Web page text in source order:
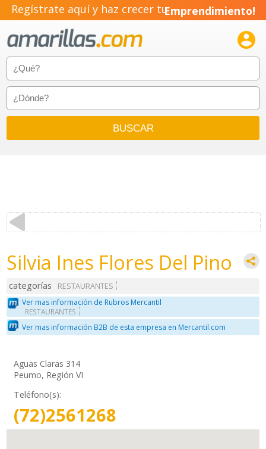
Regístrate aquí y haz crecer tuEmprendimiento!

Silvia Ines Flores Del Pino
categorías
RESTAURANTES
Ver mas información de Rubros Mercantil
RESTAURANTES
Ver mas información B2B de esta empresa en Mercantil.com
Aguas Claras 314
Peumo, Región VI
Teléfono(s):
(72)2561268